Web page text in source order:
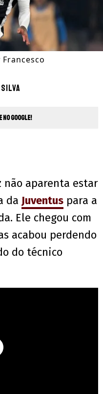
no Google!
não aparenta estar
da Juventus para a
Ele chegou com
acabou perdendo
do técnico